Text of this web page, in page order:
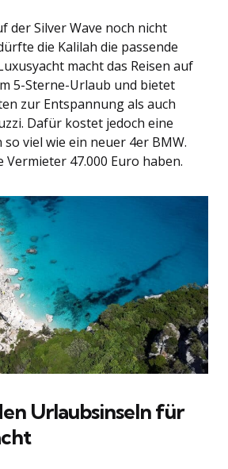
der Silver Wave noch nicht
die Kalilah die passende
macht das Reisen auf
5-Sterne-Urlaub und bietet
zur Entspannung als auch
Dafür kostet jedoch eine
viel wie ein neuer 4er BMW.
Vermieter 47.000 Euro haben.
Urlaubsinseln für